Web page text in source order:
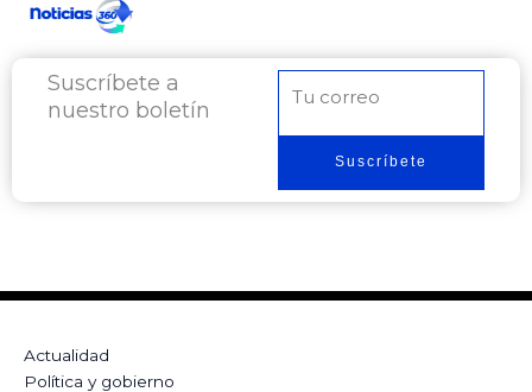
Suscríbete a
nuestro boletín
electrónico
Suscríbete
Actualidad
Política y gobierno